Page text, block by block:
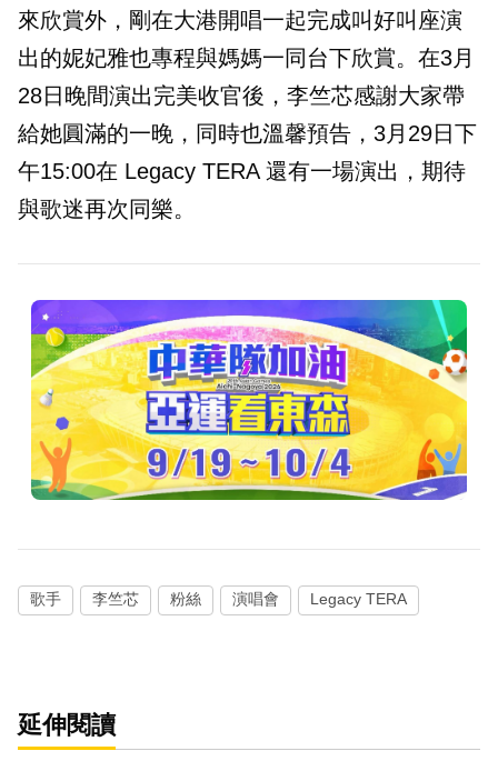
來欣賞外，剛在大港開唱一起完成叫好叫座演
出的妮妃雅也專程與媽媽一同台下欣賞。在3月
28日晚間演出完美收官後，李竺芯感謝大家帶
給她圓滿的一晚，同時也溫馨預告，3月29日下
午15:00在 Legacy TERA 還有一場演出，期待
與歌迷再次同樂。
歌手 李竺芯 粉絲 演唱會 Legacy TERA
延伸閱讀